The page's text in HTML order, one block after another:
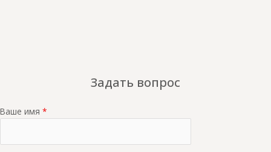
Задать вопрос
Ваше имя *